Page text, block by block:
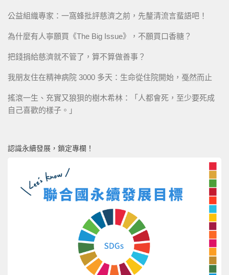
公益組織專家：一窩蜂批評慈濟之前，先釐清流言蜚語吧！
為什麼有人寧願買《The Big Issue》，不願買口香糖？
把錢捐給慈濟就不管了，算不算做善事？
我朋友住在精神病院 3000 多天：生命從住院開始，戞然而止
搖滾一生、充實又狼狽的樹木希林：「人都會死，至少要死成
自己喜歡的樣子。」
認識永續發展，鎖定專欄！